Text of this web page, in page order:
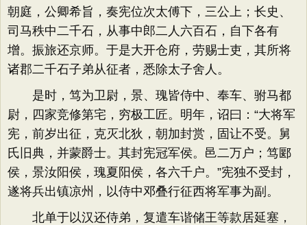
朝庭，公卿希旨，奏宪位次太傅下，三公上；长史、
司马秩中二千石，从事中郎二人六百石，自下各有
增。振旅还京师。于是大开仓府，劳赐士吏，其所将
诸郡二千石子弟从征者，悉除太子舍人。
是时，笃为卫尉，景、瑰皆侍中、奉车、驸马都
尉，四家竞修第宅，穷极工匠。明年，诏曰：“大将军
宪，前岁出征，克灭北狄，朝加封赏，固让不受。舅
氏旧典，并蒙爵士。其封宪冠军侯。邑二万户；笃郾
侯，景汝阳侯，瑰夏阳侯，各六千户。”宪独不受封，
遂将兵出镇凉州，以侍中邓叠行征西将军事为副。
北单于以汉还侍弟，复遣车谐储王等款居延塞，